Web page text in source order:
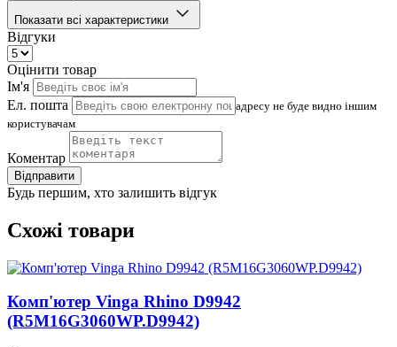
Показати всі характеристики
Відгуки
Оцінити товар
Ім'я
Ел. пошта
адресу не буде видно іншим
користувачам
Коментар
Відправити
Будь першим, хто залишить відгук
Схожі товари
Комп'ютер Vinga Rhino D9942
(R5M16G3060WP.D9942)